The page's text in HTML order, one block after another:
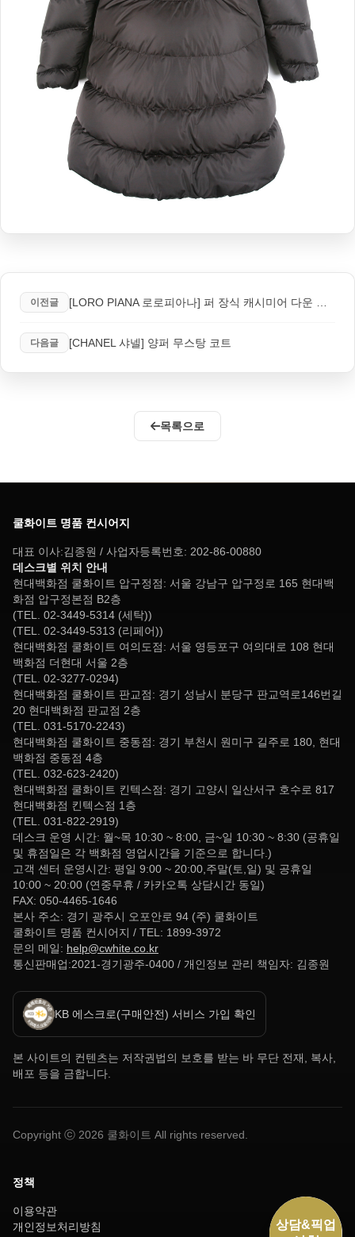
이전글 [LORO PIANA 로로피아나] 퍼 장식 캐시미어 다운 코트
다음글 [CHANEL 샤넬] 양퍼 무스탕 코트
목록으로
쿨화이트 명품 컨시어지
대표 이사:김종원 / 사업자등록번호: 202-86-00880
데스크별 위치 안내
현대백화점 쿨화이트 압구정점: 서울 강남구 압구정로 165 현대백
화점 압구정본점 B2층
(TEL. 02-3449-5314 (세탁))
(TEL. 02-3449-5313 (리페어))
현대백화점 쿨화이트 여의도점: 서울 영등포구 여의대로 108 현대
백화점 더현대 서울 2층
(TEL. 02-3277-0294)
현대백화점 쿨화이트 판교점: 경기 성남시 분당구 판교역로146번길
20 현대백화점 판교점 2층
(TEL. 031-5170-2243)
현대백화점 쿨화이트 중동점: 경기 부천시 원미구 길주로 180, 현대
백화점 중동점 4층
(TEL. 032-623-2420)
현대백화점 쿨화이트 킨텍스점: 경기 고양시 일산서구 호수로 817
현대백화점 킨텍스점 1층
(TEL. 031-822-2919)
데스크 운영 시간: 월~목 10:30 ~ 8:00, 금~일 10:30 ~ 8:30 (공휴일
및 휴점일은 각 백화점 영업시간을 기준으로 합니다.)
고객 센터 운영시간: 평일 9:00 ~ 20:00,주말(토,일) 및 공휴일
10:00 ~ 20:00 (연중무휴 / 카카오톡 상담시간 동일)
FAX: 050-4465-1646
본사 주소: 경기 광주시 오포안로 94 (주) 쿨화이트
쿨화이트 명품 컨시어지 / TEL: 1899-3972
문의 메일: help@cwhite.co.kr
통신판매업:2021-경기광주-0400 / 개인정보 관리 책임자: 김종원
KB 에스크로(구매안전) 서비스 가입 확인
본 사이트의 컨텐츠는 저작권법의 보호를 받는 바 무단 전재, 복사,
배포 등을 금합니다.
Copyright ⓒ 2026 쿨화이트 All rights reserved.
정책
이용약관
개인정보처리방침